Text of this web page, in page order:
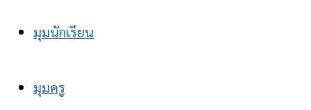
มุมนักเรียน
มุมครู